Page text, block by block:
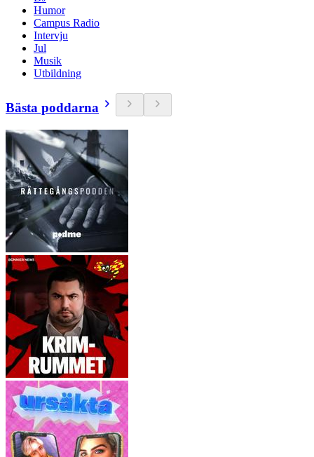
Humor
Campus Radio
Intervju
Jul
Musik
Utbildning
Bästa poddarna